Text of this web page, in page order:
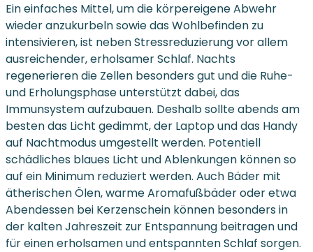
Ein einfaches Mittel, um die körpereigene Abwehr
wieder anzukurbeln sowie das Wohlbefinden zu
intensivieren, ist neben Stressreduzierung vor allem
ausreichender, erholsamer Schlaf. Nachts
regenerieren die Zellen besonders gut und die Ruhe-
und Erholungsphase unterstützt dabei, das
Immunsystem aufzubauen. Deshalb sollte abends am
besten das Licht gedimmt, der Laptop und das Handy
auf Nachtmodus umgestellt werden. Potentiell
schädliches blaues Licht und Ablenkungen können so
auf ein Minimum reduziert werden. Auch Bäder mit
ätherischen Ölen, warme Aromafußbäder oder etwa
Abendessen bei Kerzenschein können besonders in
der kalten Jahreszeit zur Entspannung beitragen und
für einen erholsamen und entspannten Schlaf sorgen.